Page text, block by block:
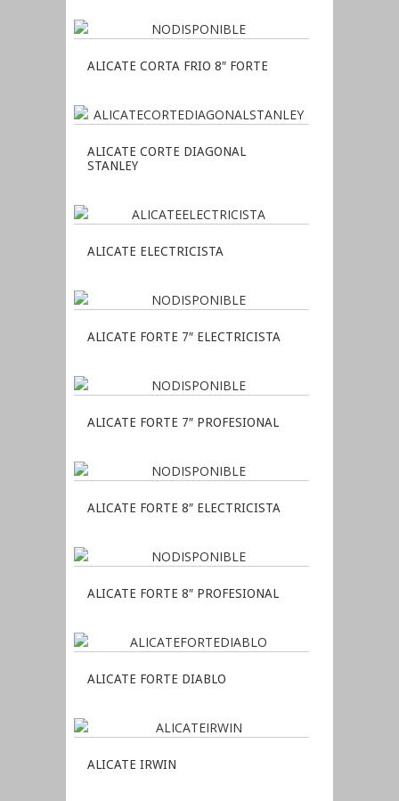
ALICATE CORTA FRIO 8″ FORTE
ALICATE CORTE DIAGONAL
STANLEY
ALICATE ELECTRICISTA
ALICATE FORTE 7″ ELECTRICISTA
ALICATE FORTE 7″ PROFESIONAL
ALICATE FORTE 8″ ELECTRICISTA
ALICATE FORTE 8″ PROFESIONAL
ALICATE FORTE DIABLO
ALICATE IRWIN